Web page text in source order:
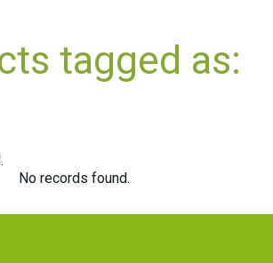
tagged as:
No records found.